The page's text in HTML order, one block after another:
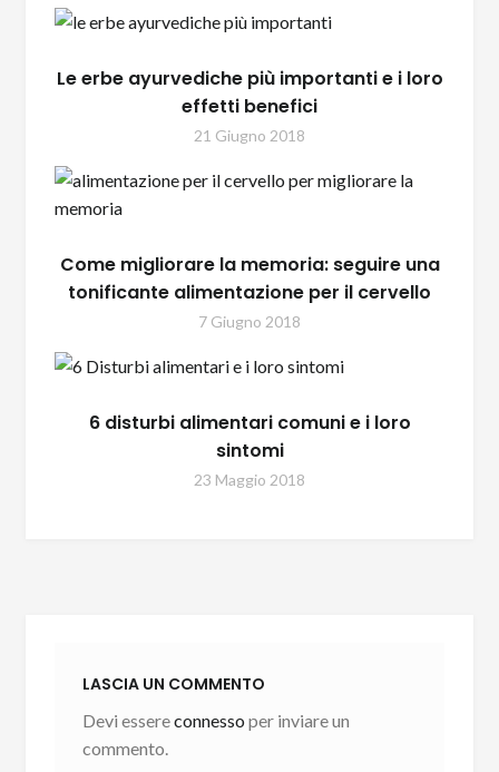
Le erbe ayurvediche più importanti e i loro
effetti benefici
21 Giugno 2018
Come migliorare la memoria: seguire una
tonificante alimentazione per il cervello
7 Giugno 2018
6 disturbi alimentari comuni e i loro
sintomi
23 Maggio 2018
LASCIA UN COMMENTO
Devi essereconnesso per inviare un
commento.